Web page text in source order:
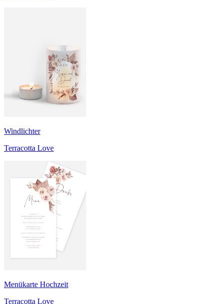
Windlichter
Terracotta Love
Menükarte Hochzeit
Terracotta Love